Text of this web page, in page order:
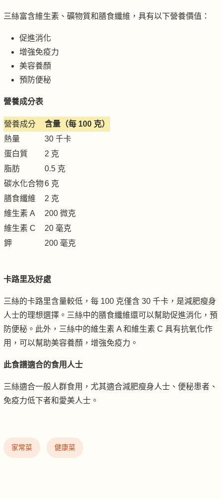
三絲富含維生素、礦物質和膳食纖維，具有以下營養價值：
促進消化
增強免疫力
美容養顏
預防便秘
營養成分表
營養成分
含量（每 100 克）
熱量
30 千卡
蛋白質
2 克
脂肪
0.5 克
碳水化合物6 克
膳食纖維
2 克
維生素 A
200 微克
維生素 C
20 毫克
鉀
200 毫克
卡路里及好處
三絲的卡路里含量較低，每 100 克僅含 30 千卡，是減肥瘦身
人士的理想選擇。三絲中的膳食纖維還可以幫助促進消化，預
防便秘。此外，三絲中的維生素 A 和維生素 C 具有抗氧化作
用，可以幫助美容養顏，增強免疫力。
此食譜適合的食用人士
三絲適合一般人群食用，尤其適合減肥瘦身人士、便秘患者、
免疫力低下者和愛美人士。
家常菜 健康菜